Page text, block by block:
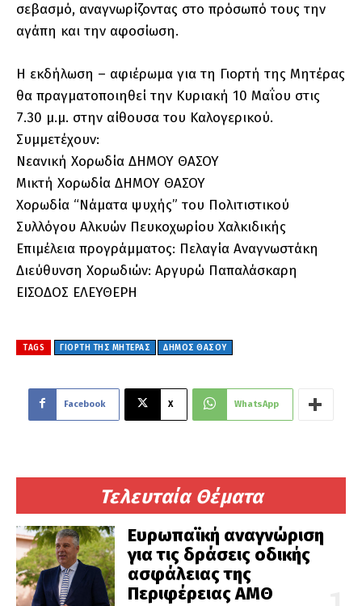
Τελευταία Θέματα
Ευρωπαϊκή αναγνώριση
για τις δράσεις οδικής
ασφάλειας της
Περιφέρειας ΑΜΘ
σεβασμό, αναγνωρίζοντας στο πρόσωπό τους την
αγάπη και την αφοσίωση.
Η εκδήλωση – αφιέρωμα για τη Γιορτή της Μητέρας
θα πραγματοποιηθεί την Κυριακή 10 Μαΐου στις
7.30 μ.μ. στην αίθουσα του Καλογερικού.
Συμμετέχουν:
Νεανική Χορωδία ΔΗΜΟΥ ΘΑΣΟΥ
Μικτή Χορωδία ΔΗΜΟΥ ΘΑΣΟΥ
Χορωδία “Νάματα ψυχής” του Πολιτιστικού
Συλλόγου Αλκυών Πευκοχωρίου Χαλκιδικής
Επιμέλεια προγράμματος: Πελαγία Αναγνωστάκη
Διεύθυνση Χορωδιών: Αργυρώ Παπαλάσκαρη
ΕΙΣΟΔΟΣ ΕΛΕΥΘΕΡΗ
TAGS ΓΙΟΡΤΉ ΤΗΣ ΜΗΤΈΡΑΣ ΔΗΜΟΣ ΘΑΣΟΥ
Facebook X WhatsApp